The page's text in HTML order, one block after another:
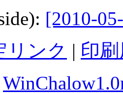
[2010-
リンク | 印